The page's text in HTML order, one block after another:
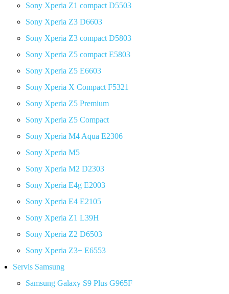
Sony Xperia Z1 compact D5503
Sony Xperia Z3 D6603
Sony Xperia Z3 compact D5803
Sony Xperia Z5 compact E5803
Sony Xperia Z5 E6603
Sony Xperia X Compact F5321
Sony Xperia Z5 Premium
Sony Xperia Z5 Compact
Sony Xperia M4 Aqua E2306
Sony Xperia M5
Sony Xperia M2 D2303
Sony Xperia E4g E2003
Sony Xperia E4 E2105
Sony Xperia Z1 L39H
Sony Xperia Z2 D6503
Sony Xperia Z3+ E6553
Servis Samsung
Samsung Galaxy S9 Plus G965F